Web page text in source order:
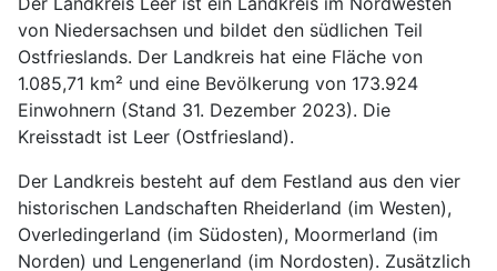
von Niedersachsen und bildet den südlichen Teil
Ostfrieslands. Der Landkreis hat eine Fläche von
1.085,71 km² und eine Bevölkerung von 173.924
Einwohnern (Stand 31. Dezember 2023). Die
Kreisstadt ist Leer (Ostfriesland).
Der Landkreis besteht auf dem Festland aus den vier
historischen Landschaften Rheiderland (im Westen),
Overledingerland (im Südosten), Moormerland (im
Norden) und Lengenerland (im Nordosten). Zusätzlich